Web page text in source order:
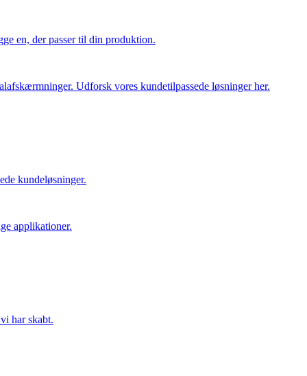
en, der passer til din produktion.
Udforsk vores kundetilpassede løsninger her.
kundeløsninger.
applikationer.
har skabt.